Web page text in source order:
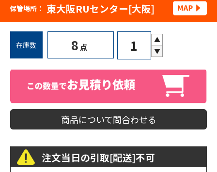
保管場所： 東大阪RUセンター[大阪]
在庫数 8 点
▲
▼
商品について問合わせる
注文当日の引取[配送]不可